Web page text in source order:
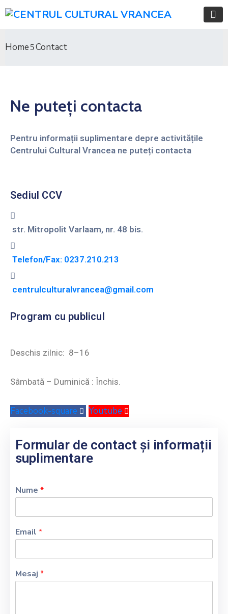
Home Contact
Ne puteți contacta
Pentru informații suplimentare depre activitățile
Centrului Cultural Vrancea ne puteți contacta
Sediul CCV
str. Mitropolit Varlaam, nr. 48 bis.
Telefon/Fax: 0237.210.213
centrulculturalvrancea@gmail.com
Program cu publicul
Deschis zilnic: 8–16
Sâmbată – Duminică : Închis.
Facebook-square Youtube
Formular de contact și informații
suplimentare
Nume *
Email *
Mesaj *